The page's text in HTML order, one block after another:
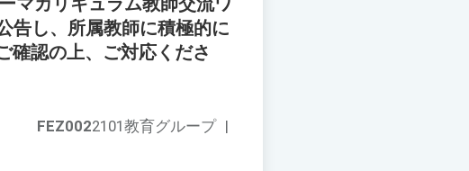
マカリキュラム教師交流ワ
告し、所属教師に積極的に
確認の上、ご対応くださ
FEZ0022101教育グループ |